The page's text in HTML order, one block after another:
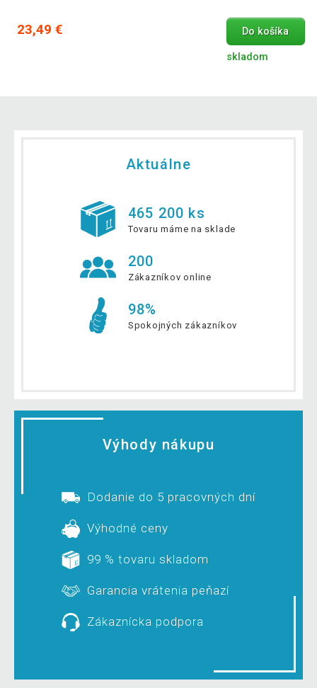
23,49 € Do košíka
skladom
Aktuálne
465 200 ks
Tovaru máme na sklade
200
Zákazníkov online
98%
Spokojných zákazníkov
Výhody nákupu
Dodanie do 5 pracovných dní
Výhodné ceny
99 % tovaru skladom
Garancia vrátenia peňazí
Zákaznícka podpora